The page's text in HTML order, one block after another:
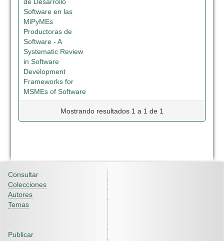
Software en las
MiPyMEs
Productoras de
Software - A
Systematic Review
in Software
Development
Frameworks for
MSMEs of Software
Mostrando resultados 1 a 1 de 1
Consultar
Colecciones
Autores
Temas
Publicar